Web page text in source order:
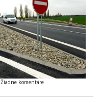
Žiadne komentáre